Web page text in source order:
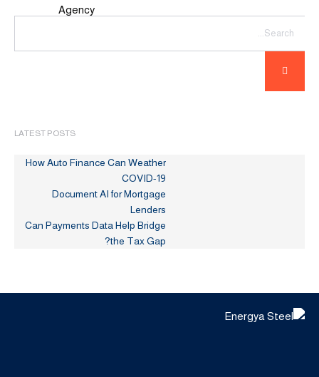
Agency
LATEST POSTS
How Auto Finance Can Weather
COVID-19
Document AI for Mortgage
Lenders
Can Payments Data Help Bridge
the Tax Gap?